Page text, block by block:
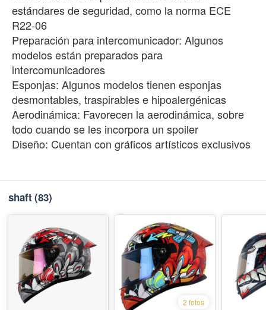
estándares de seguridad, como la norma ECE
R22-06
Preparación para intercomunicador: Algunos
modelos están preparados para
intercomunicadores
Esponjas: Algunos modelos tienen esponjas
desmontables, traspirables e hipoalergénicas
Aerodinámica: Favorecen la aerodinámica, sobre
todo cuando se les incorpora un spoiler
Diseño: Cuentan con gráficos artísticos exclusivos
shaft (83)
2 fotos